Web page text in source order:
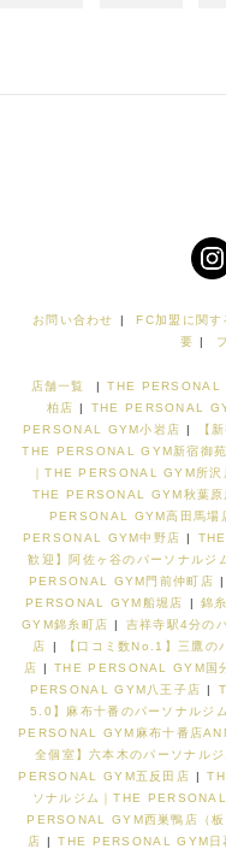
お問い合わせ | FC加盟に関す
要 |
店舗一覧 THE PERSONAL
柏店
THE PERSONAL
PERSONAL GYM小岩店
【
THE PERSONAL GYM新宿御苑
｜THE PERSONAL GYM所沢
THE PERSONAL GYM秋葉原
PERSONAL GYM高田馬場
PERSONAL GYM中野店
歓迎】阿佐ヶ谷のパーソナル
PERSONAL GYM門前仲町店
PERSONAL GYM船堀店
錦
GYM錦糸町店
吉祥寺駅4分の
店
【口コミ数No.1】三鷹
店
THE PERSONAL GYM国
PERSONAL GYM八王子店
5.0】麻布十番のパーソナルジ
PERSONAL GYM麻布十番店
全個室】六本木のパーソナル
PERSONAL GYM五反田店
ソナルジム｜THE
PERSONAL GYM西巣鴨店（板
店
THE PERSONAL GYM日